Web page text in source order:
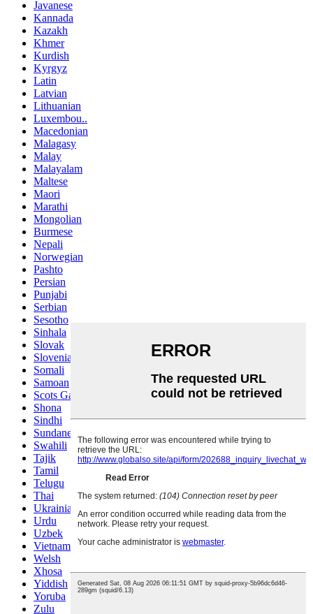
Javanese
Kannada
Kazakh
Khmer
Kurdish
Kyrgyz
Latin
Latvian
Lithuanian
Luxembou..
Macedonian
Malagasy
Malay
Malayalam
Maltese
Maori
Marathi
Mongolian
Burmese
Nepali
Norwegian
Pashto
Persian
Punjabi
Serbian
Sesotho
Sinhala
Slovak
Slovenian
Somali
Samoan
Scots Gaelic
Shona
Sindhi
Sundanese
Swahili
Tajik
Tamil
Telugu
Thai
Ukrainian
Urdu
Uzbek
Vietnamese
Welsh
Xhosa
Yiddish
Yoruba
Zulu